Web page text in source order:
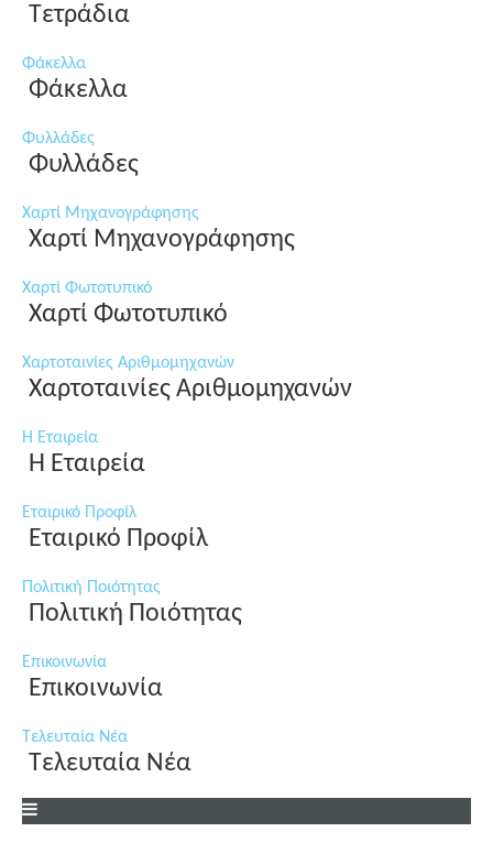
Τετράδια
Φάκελλα
Φάκελλα
Φυλλάδες
Φυλλάδες
Χαρτί Μηχανογράφησης
Χαρτί Μηχανογράφησης
Χαρτί Φωτοτυπικό
Χαρτί Φωτοτυπικό
Χαρτοταινίες Αριθμομηχανών
Χαρτοταινίες Αριθμομηχανών
Η Εταιρεία
Η Εταιρεία
Εταιρικό Προφίλ
Εταιρικό Προφίλ
Πολιτική Ποιότητας
Πολιτική Ποιότητας
Επικοινωνία
Επικοινωνία
Τελευταία Νέα
Τελευταία Νέα